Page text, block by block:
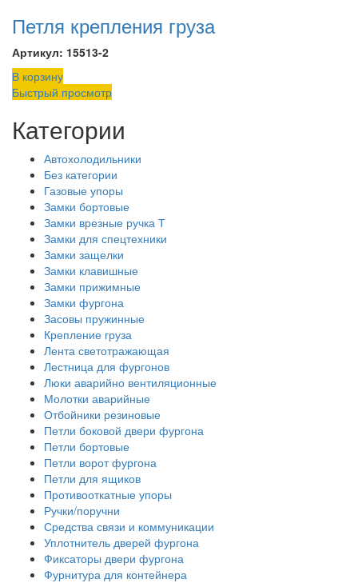
Петля крепления груза
Артикул: 15513-2
В корзину
Быстрый просмотр
Категории
Автохолодильники
Без категории
Газовые упоры
Замки бортовые
Замки врезные ручка Т
Замки для спецтехники
Замки защелки
Замки клавишные
Замки прижимные
Замки фургона
Засовы пружинные
Крепление груза
Лента светотражающая
Лестница для фургонов
Люки аварийно вентиляционные
Молотки аварийные
Отбойники резиновые
Петли боковой двери фургона
Петли бортовые
Петли ворот фургона
Петли для ящиков
Противооткатные упоры
Ручки/поручни
Средства связи и коммуникации
Уплотнитель дверей фургона
Фиксаторы двери фургона
Фурнитура для контейнера